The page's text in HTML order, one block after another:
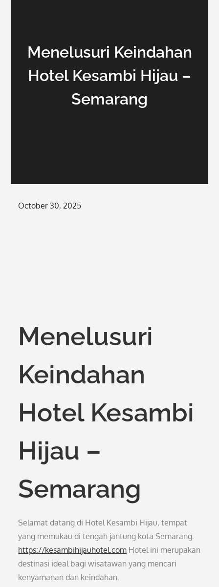
Menelusuri Keindahan
Hotel Kesambi Hijau –
Semarang
Posted
October 30, 2025
Menelusuri
Keindahan
Hotel Kesambi
Hijau –
Semarang
Selamat datang di Hotel Kesambi Hijau, tempat
yang memukau di tengah jantung kota Semarang.
https://kesambihijauhotel.com Hotel ini merupakan
destinasi ideal bagi wisatawan yang mencari
kenyamanan dan keindahan.